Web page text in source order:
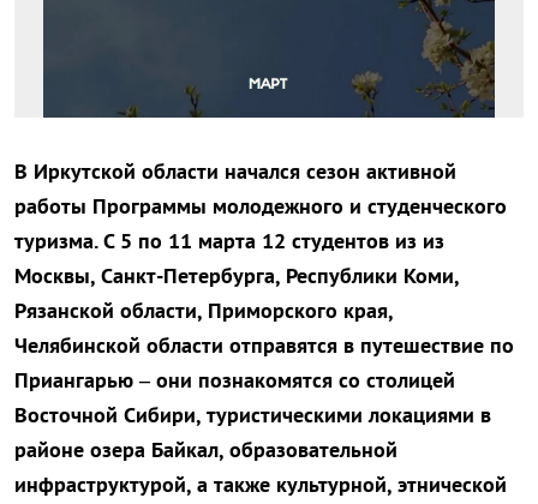
В Иркутской области начался сезон активной
работы Программы молодежного и студенческого
туризма. С 5 по 11 марта 12 студентов из из
Москвы, Санкт-Петербурга, Республики Коми,
Рязанской области, Приморского края,
Челябинской области отправятся в путешествие по
Приангарью – они познакомятся со столицей
Восточной Сибири, туристическими локациями в
районе озера Байкал, образовательной
инфраструктурой, а также культурной, этнической